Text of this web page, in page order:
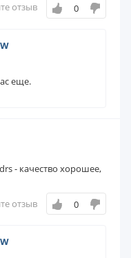
отзыв 0
еще.
- качество хорошее,
отзыв 0